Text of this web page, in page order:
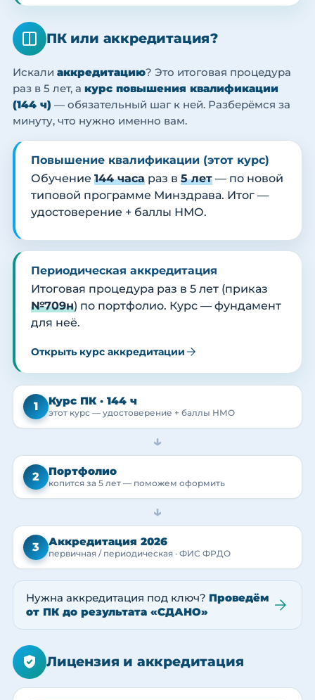
ПК или аккредитация?
Искали аккредитацию? Это итоговая процедура
раз в 5 лет, а курс повышения квалификации
(144 ч) — обязательный шаг к ней. Разберёмся за
минуту, что нужно именно вам.
Повышение квалификации (этот курс)
Обучение 144 часа раз в 5 лет — по новой
типовой программе Минздрава. Итог —
удостоверение + баллы НМО.
Периодическая аккредитация
Итоговая процедура раз в 5 лет (приказ
№709н) по портфолио. Курс — фундамент
для неё.
Открыть курс аккредитации
1 Курс ПК · 144 ч
этот курс — удостоверение + баллы НМО
→
2 Портфолио
копится за 5 лет — поможем оформить
→
3 Аккредитация 2026
первичная / периодическая · ФИС ФРДО
Нужна аккредитация под ключ? Проведём
от ПК до результата «СДАНО»
Лицензия и аккредитация